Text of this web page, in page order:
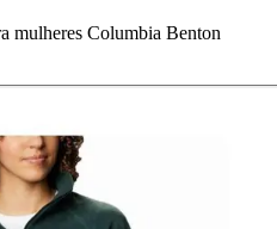
mulheres Columbia Benton